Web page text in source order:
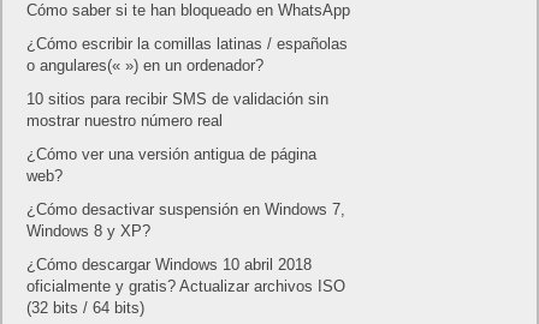
Cómo saber si te han bloqueado en WhatsApp
¿Cómo escribir la comillas latinas / españolas
o angulares(« ») en un ordenador?
10 sitios para recibir SMS de validación sin
mostrar nuestro número real
¿Cómo ver una versión antigua de página
web?
¿Cómo desactivar suspensión en Windows 7,
Windows 8 y XP?
¿Cómo descargar Windows 10 abril 2018
oficialmente y gratis? Actualizar archivos ISO
(32 bits / 64 bits)